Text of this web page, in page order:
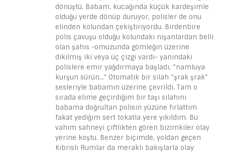
dönüştü. Babam, kucağında küçük kardeşimle
olduğu yerde dönüp duruyor, polisler de onu
elinden kolundan çekiştiriyordu. Birdenbire
polis çavuşu olduğu kolundaki nişanlardan belli
olan şahıs -omuzunda gömleğin üzerine
dikilmiş iki veya üç çizgi vardı- yanındaki
polislere emir yağdırmaya başladı. “namluya
kurşun sürün…” Otomatik bir silah “şrak şrak”
sesleriyle babamın üzerine çevrildi. Tam o
sırada elime geçirdiğim bir taşı silahını
babama doğrultan polisin yüzüne fırlattım
fakat yediğim sert tokatla yere yıkıldım. Bu
vahim sahneyi çiftlikten gören bizimkiler olay
yerine koştu. Benzer biçimde, yoldan geçen
Kıbrıslı Rumlar da meraklı bakışlarla olay